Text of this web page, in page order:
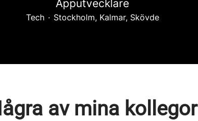
Apputvecklare
Tech · Stockholm, Kalmar, Skövde
av mina kollegor